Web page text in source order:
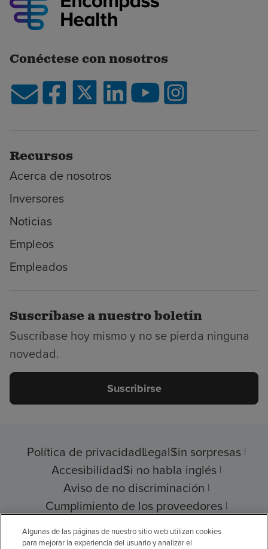
Conéctese con nosotros
Recursos
Acerca de nosotros
Inversores
Noticias
Empleos
Empleados
Suscríbase a nuestro boletín
Suscríbase hoy mismo y no se pierda ninguna
novedad.
Suscribirse
Política de privacidadLegalSin sorpresas
AccesibilidadSi no habla inglés
Aviso de no discriminación
Cumplimiento de los proveedores
Transparencia de precios
Algunas de las páginas de nuestro sitio web utilizan cookies
para mejorar la experiencia del usuario y analizar el